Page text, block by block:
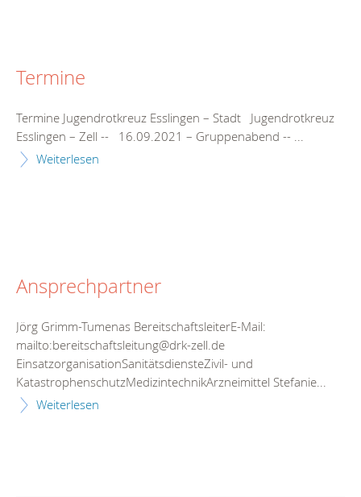
Termine
Termine Jugendrotkreuz Esslingen – Stadt Jugendrotkreuz
Esslingen – Zell -- 16.09.2021 – Gruppenabend -- ...
Weiterlesen
Ansprechpartner
Jörg Grimm-Tumenas BereitschaftsleiterE-Mail:
mailto:bereitschaftsleitung@drk-zell.de
EinsatzorganisationSanitätsdiensteZivil- und
KatastrophenschutzMedizintechnikArzneimittel Stefanie...
Weiterlesen